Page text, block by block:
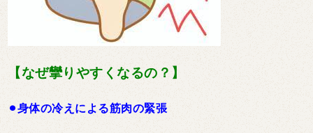
【なぜ攣りやすくなるの？】
⚫︎身体の冷えによる筋肉の緊張